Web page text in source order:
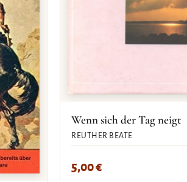
Wenn sich der Tag neigt
REUTHER BEATE
5,00€